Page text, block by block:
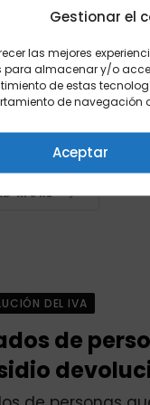
Gestionar el
las mejores
para almacenar y/o
de estas
de navegación
Aceptar
CIUDADANA
a
del
1
MORE
DEL IVA
de